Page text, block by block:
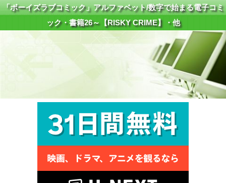
「ボーイズラブコミック」アルファベット/数字で始まる電子コミ
ック・書籍26～【RISKY CRIME】・他